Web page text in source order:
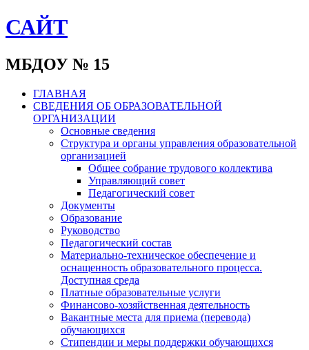
САЙТ
МБДОУ № 15
ГЛАВНАЯ
СВЕДЕНИЯ ОБ ОБРАЗОВАТЕЛЬНОЙ
ОРГАНИЗАЦИИ
Основные сведения
Структура и органы управления образовательной
организацией
Общее собрание трудового коллектива
Управляющий совет
Педагогический совет
Документы
Образование
Руководство
Педагогический состав
Материально-техническое обеспечение и
оснащенность образовательного процесса.
Доступная среда
Платные образовательные услуги
Финансово-хозяйственная деятельность
Вакантные места для приема (перевода)
обучающихся
Стипендии и меры поддержки обучающихся